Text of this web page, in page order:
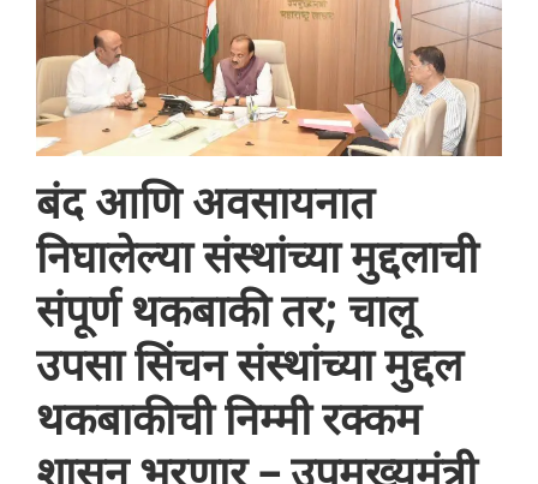
बंद आणि अवसायनात
निघालेल्या संस्थांच्या मुद्दलाची
संपूर्ण थकबाकी तर; चालू
उपसा सिंचन संस्थांच्या मुद्दल
थकबाकीची निम्मी रक्कम